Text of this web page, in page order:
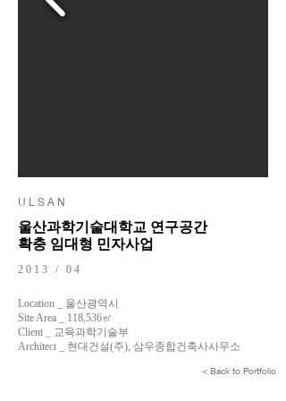
U L S A N
울산과학기술대학교 연구공간
확충 임대형 민자사업
2013 / 04
Location _ 울산광역시
Site Area _ 118,536㎡
Client _ 교육과학기술부
Architect _ 현대건설(주), 삼우종합건축사사무소
< Back to Portfolio